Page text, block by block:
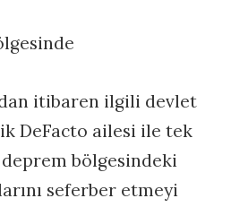
itibaren ilgili devlet
DeFacto ailesi ile tek
bölgesindeki
seferber etmeyi